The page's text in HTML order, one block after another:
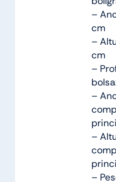
–
cm
–
cm
–
–
–
–